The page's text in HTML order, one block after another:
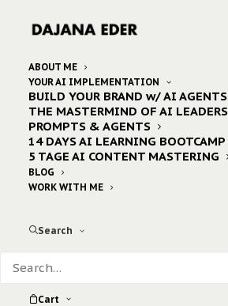
ABOUT ME
YOUR AI IMPLEMENTATION
BUILD YOUR BRAND w/ AI AGENTS
THE MASTERMIND OF AI LEADERS
PROMPTS & AGENTS
14 DAYS AI LEARNING BOOTCAMP
5 TAGE AI CONTENT MASTERING
BLOG
WORK WITH ME
Search
Cart